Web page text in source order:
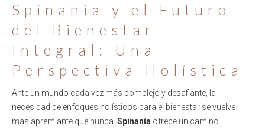
Spinania y el Futuro
del Bienestar
Integral: Una
Perspectiva Holística
Ante un mundo cada vez más complejo y desafiante, la
necesidad de enfoques holísticos para el bienestar se vuelve
más apremiante que nunca. Spinania ofrece un camino